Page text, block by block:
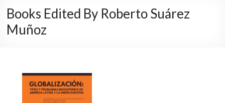
Books Edited By Roberto Suárez
Muñoz